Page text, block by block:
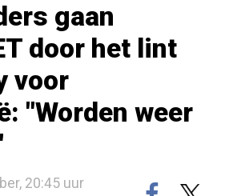
gaan
door het lint
voor
"Worden weer
20:45 uur